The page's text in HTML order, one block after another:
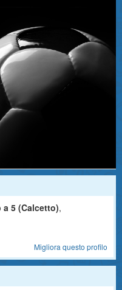
a 5 (Calcetto),
Migliora questo profilo